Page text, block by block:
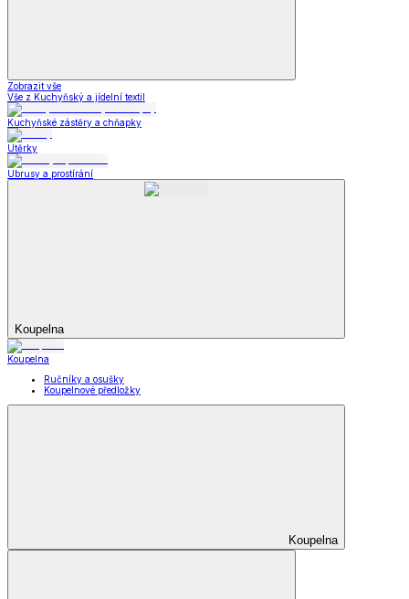
Zobrazit vše
Vše z Kuchyňský a jídelní textil
Kuchyňské zástěry a chňapky
Utěrky
Ubrusy a prostírání
Koupelna
Koupelna
Ručníky a osušky
Koupelnové předložky
Koupelna